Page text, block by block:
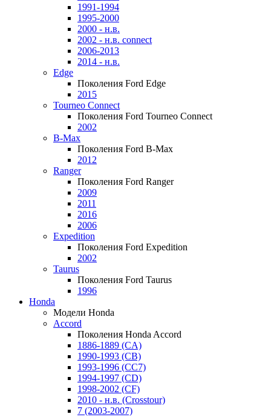
1991-1994
1995-2000
2000 - н.в.
2002 - н.в. connect
2006-2013
2014 - н.в.
Edge
Поколения Ford Edge
2015
Tourneo Connect
Поколения Ford Tourneo Connect
2002
B-Max
Поколения Ford B-Max
2012
Ranger
Поколения Ford Ranger
2009
2011
2016
2006
Expedition
Поколения Ford Expedition
2002
Taurus
Поколения Ford Taurus
1996
Honda
Модели Honda
Accord
Поколения Honda Accord
1886-1889 (CA)
1990-1993 (CB)
1993-1996 (CC7)
1994-1997 (CD)
1998-2002 (CF)
2010 - н.в. (Crosstour)
7 (2003-2007)